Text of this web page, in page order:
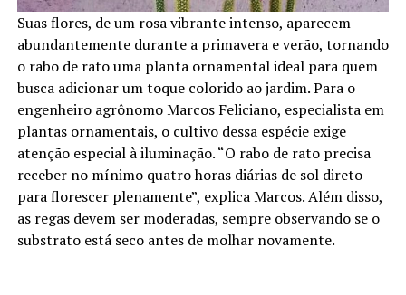
Suas flores, de um rosa vibrante intenso, aparecem
abundantemente durante a primavera e verão, tornando
o rabo de rato uma planta ornamental ideal para quem
busca adicionar um toque colorido ao jardim. Para o
engenheiro agrônomo Marcos Feliciano, especialista em
plantas ornamentais, o cultivo dessa espécie exige
atenção especial à iluminação. “O rabo de rato precisa
receber no mínimo quatro horas diárias de sol direto
para florescer plenamente”, explica Marcos. Além disso,
as regas devem ser moderadas, sempre observando se o
substrato está seco antes de molhar novamente.